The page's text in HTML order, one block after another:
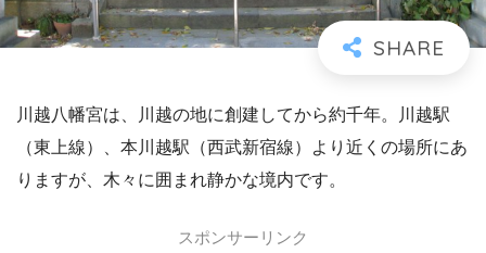
川越八幡宮は、川越の地に創建してから約千年。川越駅
（東上線）、本川越駅（西武新宿線）より近くの場所にあ
りますが、木々に囲まれ静かな境内です。
スポンサーリンク